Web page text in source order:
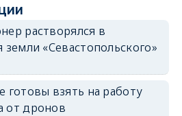
растворялся в
земли «Севастопольского»
готовы взять на работу
от дронов